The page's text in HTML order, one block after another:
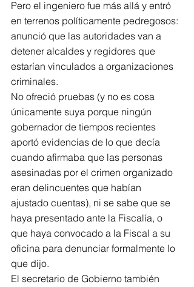
Pero el ingeniero fue más allá y entró
en terrenos políticamente pedregosos:
anunció que las autoridades van a
detener alcaldes y regidores que
estarían vinculados a organizaciones
criminales.
No ofreció pruebas (y no es cosa
únicamente suya porque ningún
gobernador de tiempos recientes
aportó evidencias de lo que decía
cuando afirmaba que las personas
asesinadas por el crimen organizado
eran delincuentes que habían
ajustado cuentas), ni se sabe que se
haya presentado ante la Fiscalía, o
que haya convocado a la Fiscal a su
oficina para denunciar formalmente lo
que dijo.
El secretario de Gobierno también